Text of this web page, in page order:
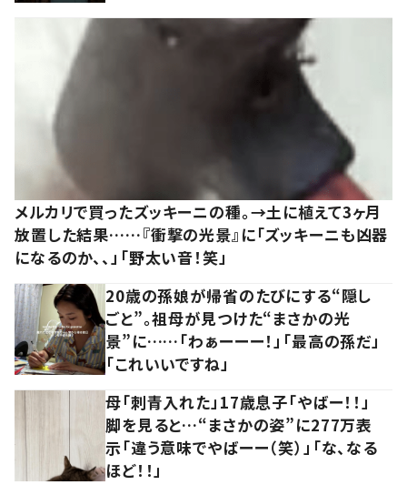
メルカリで買ったズッキーニの種。→土に植えて3ヶ月
放置した結果……『衝撃の光景』に「ズッキーニも凶器
になるのか、、」「野太い音！笑」
20歳の孫娘が帰省のたびにする“隠し
ごと”。祖母が見つけた“まさかの光
景”に……「わぁーーー！」「最高の孫だ」
「これいいですね」
母「刺青入れた」17歳息子「やばー！！」
脚を見ると…“まさかの姿”に277万表
示「違う意味でやばーー（笑）」「な、なる
ほど！！」